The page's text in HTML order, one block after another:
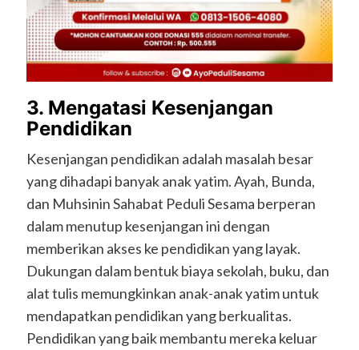
3. Mengatasi Kesenjangan
Pendidikan
Kesenjangan pendidikan adalah masalah besar
yang dihadapi banyak anak yatim. Ayah, Bunda,
dan Muhsinin Sahabat Peduli Sesama berperan
dalam menutup kesenjangan ini dengan
memberikan akses ke pendidikan yang layak.
Dukungan dalam bentuk biaya sekolah, buku, dan
alat tulis memungkinkan anak-anak yatim untuk
mendapatkan pendidikan yang berkualitas.
Pendidikan yang baik membantu mereka keluar